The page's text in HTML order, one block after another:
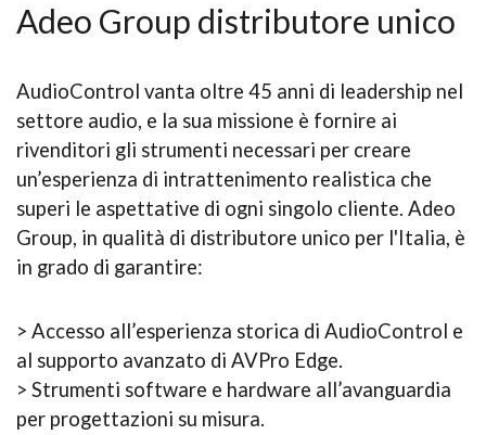
Adeo Group distributore unico
AudioControl vanta oltre 45 anni di leadership nel
settore audio, e la sua missione è fornire ai
rivenditori gli strumenti necessari per creare
un’esperienza di intrattenimento realistica che
superi le aspettative di ogni singolo cliente. Adeo
Group, in qualità di distributore unico per l'Italia, è
in grado di garantire:
> Accesso all’esperienza storica di AudioControl e
al supporto avanzato di AVPro Edge.
> Strumenti software e hardware all’avanguardia
per progettazioni su misura.